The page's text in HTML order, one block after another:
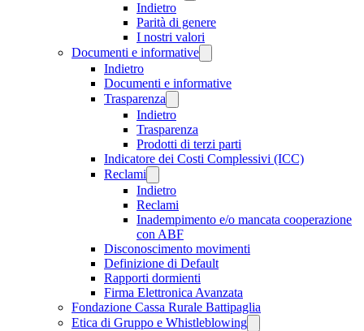
Indietro
Parità di genere
I nostri valori
Documenti e informative
Indietro
Documenti e informative
Trasparenza
Indietro
Trasparenza
Prodotti di terzi parti
Indicatore dei Costi Complessivi (ICC)
Reclami
Indietro
Reclami
Inadempimento e/o mancata cooperazione
con ABF
Disconoscimento movimenti
Definizione di Default
Rapporti dormienti
Firma Elettronica Avanzata
Fondazione Cassa Rurale Battipaglia
Etica di Gruppo e Whistleblowing